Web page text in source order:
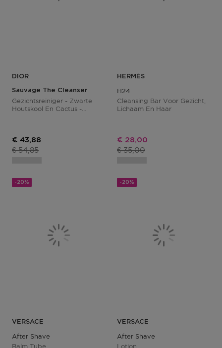
DIOR
Sauvage The Cleanser
Gezichtsreiniger - Zwarte
Houtskool En Cactus -
Kortingsprijs
€ 43,88
Productprijs
€ 54,85
HERMÈS
H24
Cleansing Bar Voor Gezicht,
Lichaam En Haar
Kortingsprijs
€ 28,00
Productprijs
€ 35,00
-20%
VERSACE
After Shave
Balm Tube
-20%
VERSACE
After Shave
Lotion